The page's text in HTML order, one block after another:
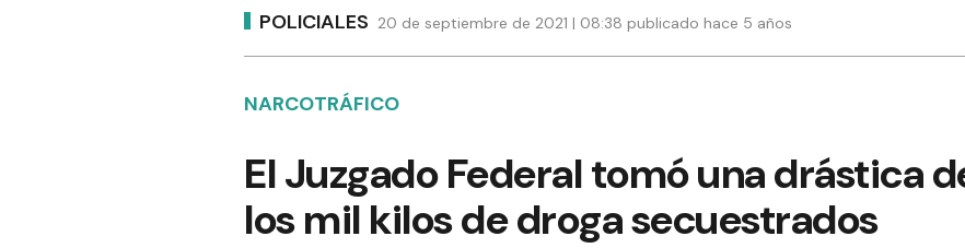
POLICIALES 20 de septiembre de 2021 | 08:38 publicado hace 5 años
NARCOTRÁFICO
El Juzgado Federal tomó una drástica
los mil kilos de droga secuestrados